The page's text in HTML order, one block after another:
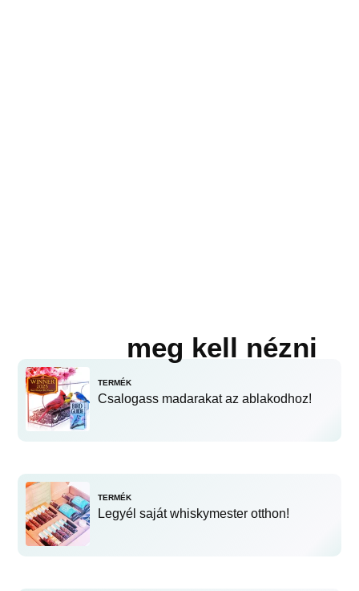
meg kell nézni
TERMÉK
Csalogass madarakat az ablakodhoz!
TERMÉK
Legyél saját whiskymester otthon!